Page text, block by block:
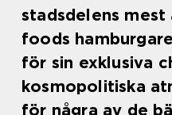
stadsdelens
foods
för sin exklusiva
kosmopolitiska
för några av de